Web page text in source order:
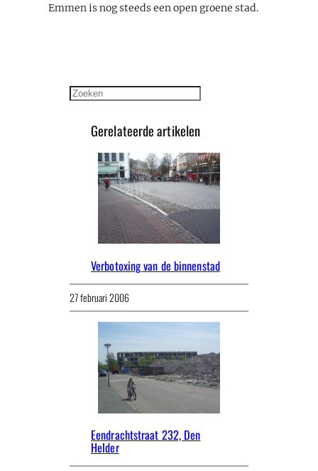
Emmen is nog steeds een open groene stad.
Zoeken
Gerelateerde artikelen
Verbotoxing van de binnenstad
27 februari 2006
Eendrachtstraat 232, Den
Helder